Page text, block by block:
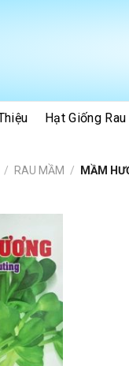
Hạt Giống Rau
/ RAU MẦM / MẦM